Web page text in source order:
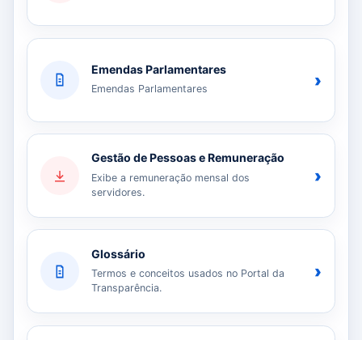
Emendas Parlamentares
Emendas Parlamentares ›
Gestão de Pessoas e Remuneração
Exibe a remuneração mensal dos
servidores.
›
Glossário
Termos e conceitos usados no Portal da
Transparência.
›